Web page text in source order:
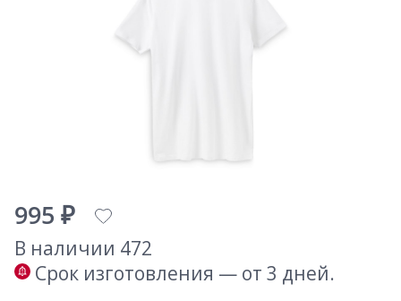
995 ₽
В наличии 472
Срок изготовления — от 3 дней.